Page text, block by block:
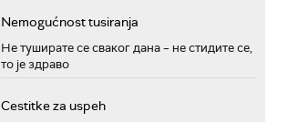
Nemogućnost tusiranja
Не туширате се сваког дана – не стидите се,
то је здраво
Cestitke za uspeh